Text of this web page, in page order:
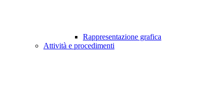
Rappresentazione grafica
Attività e procedimenti